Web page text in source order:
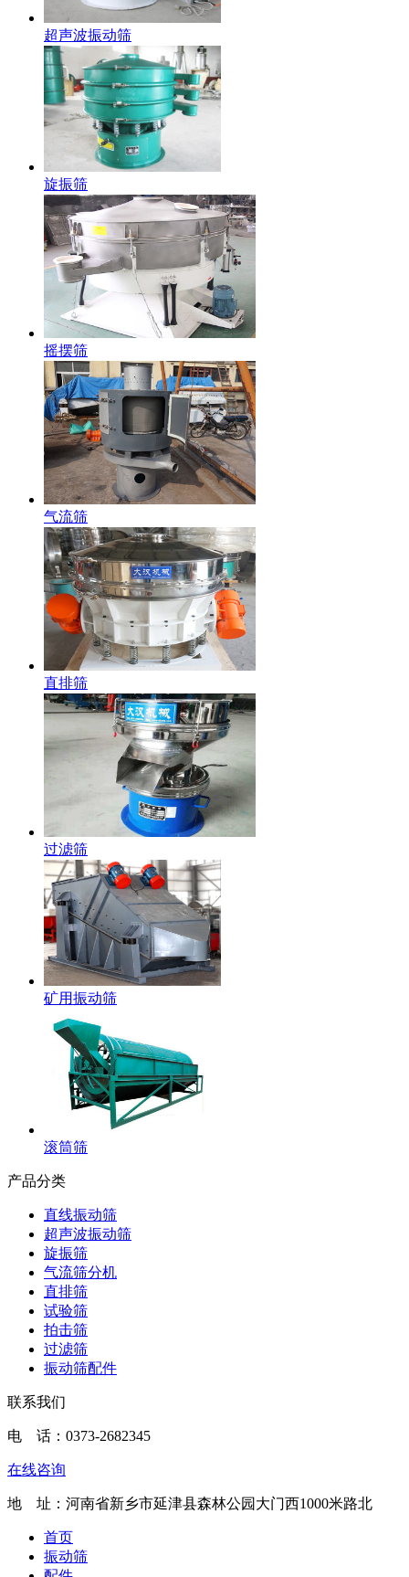
超声波振动筛
旋振筛
摇摆筛
气流筛
直排筛
过滤筛
矿用振动筛
滚筒筛
产品分类
直线振动筛
超声波振动筛
旋振筛
气流筛分机
直排筛
试验筛
拍击筛
过滤筛
振动筛配件
联系我们
电 话： 0373-2682345
在线咨询
地 址：河南省新乡市延津县森林公园大门西1000米路北
首页
振动筛